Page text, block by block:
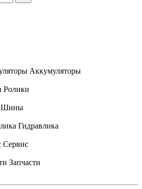
Аккумуляторы
Ролики
Шины
Гидравлика
Сервис
Запчасти